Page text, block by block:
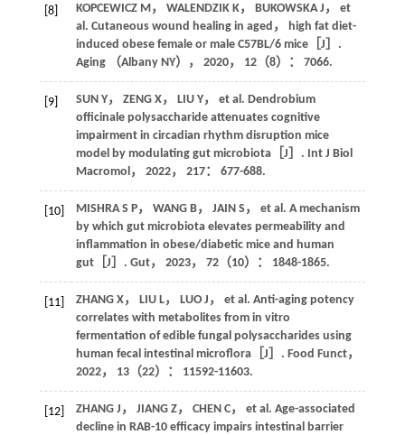
[8] KOPCEWICZ M， WALENDZIK K， BUKOWSKA J ， et
al. Cutaneous wound healing in aged， high fat diet-
induced obese female or male C57BL/6 mice［J］.
Aging （Albany NY）
， 2020， 12（8）： 7066.
[9] SUN Y， ZENG X， LIU Y， et al. Dendrobium
officinale polysaccharide attenuates cognitive
impairment in circadian rhythm disruption mice
model by modulating gut microbiota［J］. Int J Biol
Macromol ， 2022， 217： 677-688.
[10] MISHRA S P， WANG B， JAIN S ， et al. A mechanism
by which gut microbiota elevates permeability and
inflammation in obese/diabetic mice and human
gut［J］. Gut， 2023， 72（10）： 1848-1865.
[11] ZHANG X， LIU L， LUO J ， et al. Anti-aging potency
correlates with metabolites from in vitro
fermentation of edible fungal polysaccharides using
human fecal intestinal microflora［J］. Food Funct，
2022， 13（22）： 11592-11603.
[12] ZHANG J ， JIANG Z， CHEN C， et al. Age-associated
decline in RAB-10 efficacy impairs intestinal barrier